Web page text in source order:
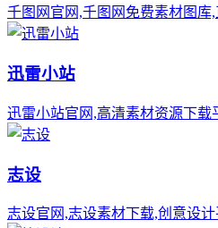
千图网官网,千图网免费素材图库
迅雷小站
迅雷小站官网,高清素材资源下载
志设
志设官网,志设素材下载,创意设计